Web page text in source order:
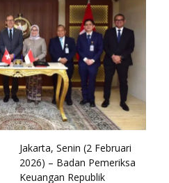
Jakarta, Senin (2 Februari
2026) – Badan Pemeriksa
Keuangan Republik